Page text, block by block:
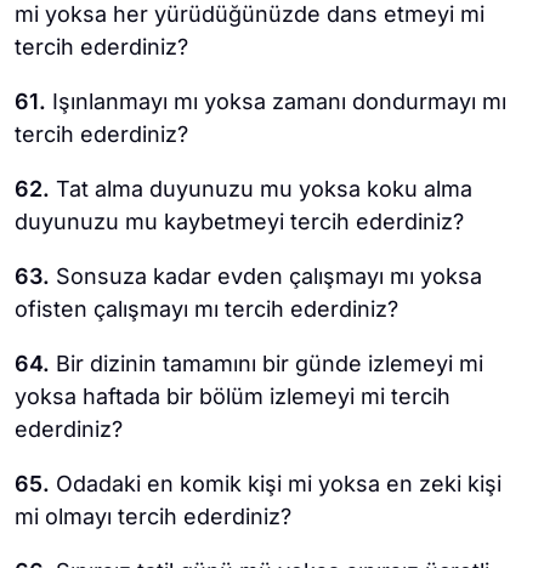
mi yoksa her yürüdüğünüzde dans etmeyi mi
tercih ederdiniz?
61. Işınlanmayı mı yoksa zamanı dondurmayı mı
tercih ederdiniz?
62. Tat alma duyunuzu mu yoksa koku alma
duyunuzu mu kaybetmeyi tercih ederdiniz?
63. Sonsuza kadar evden çalışmayı mı yoksa
ofisten çalışmayı mı tercih ederdiniz?
64. Bir dizinin tamamını bir günde izlemeyi mi
yoksa haftada bir bölüm izlemeyi mi tercih
ederdiniz?
65. Odadaki en komik kişi mi yoksa en zeki kişi
mi olmayı tercih ederdiniz?